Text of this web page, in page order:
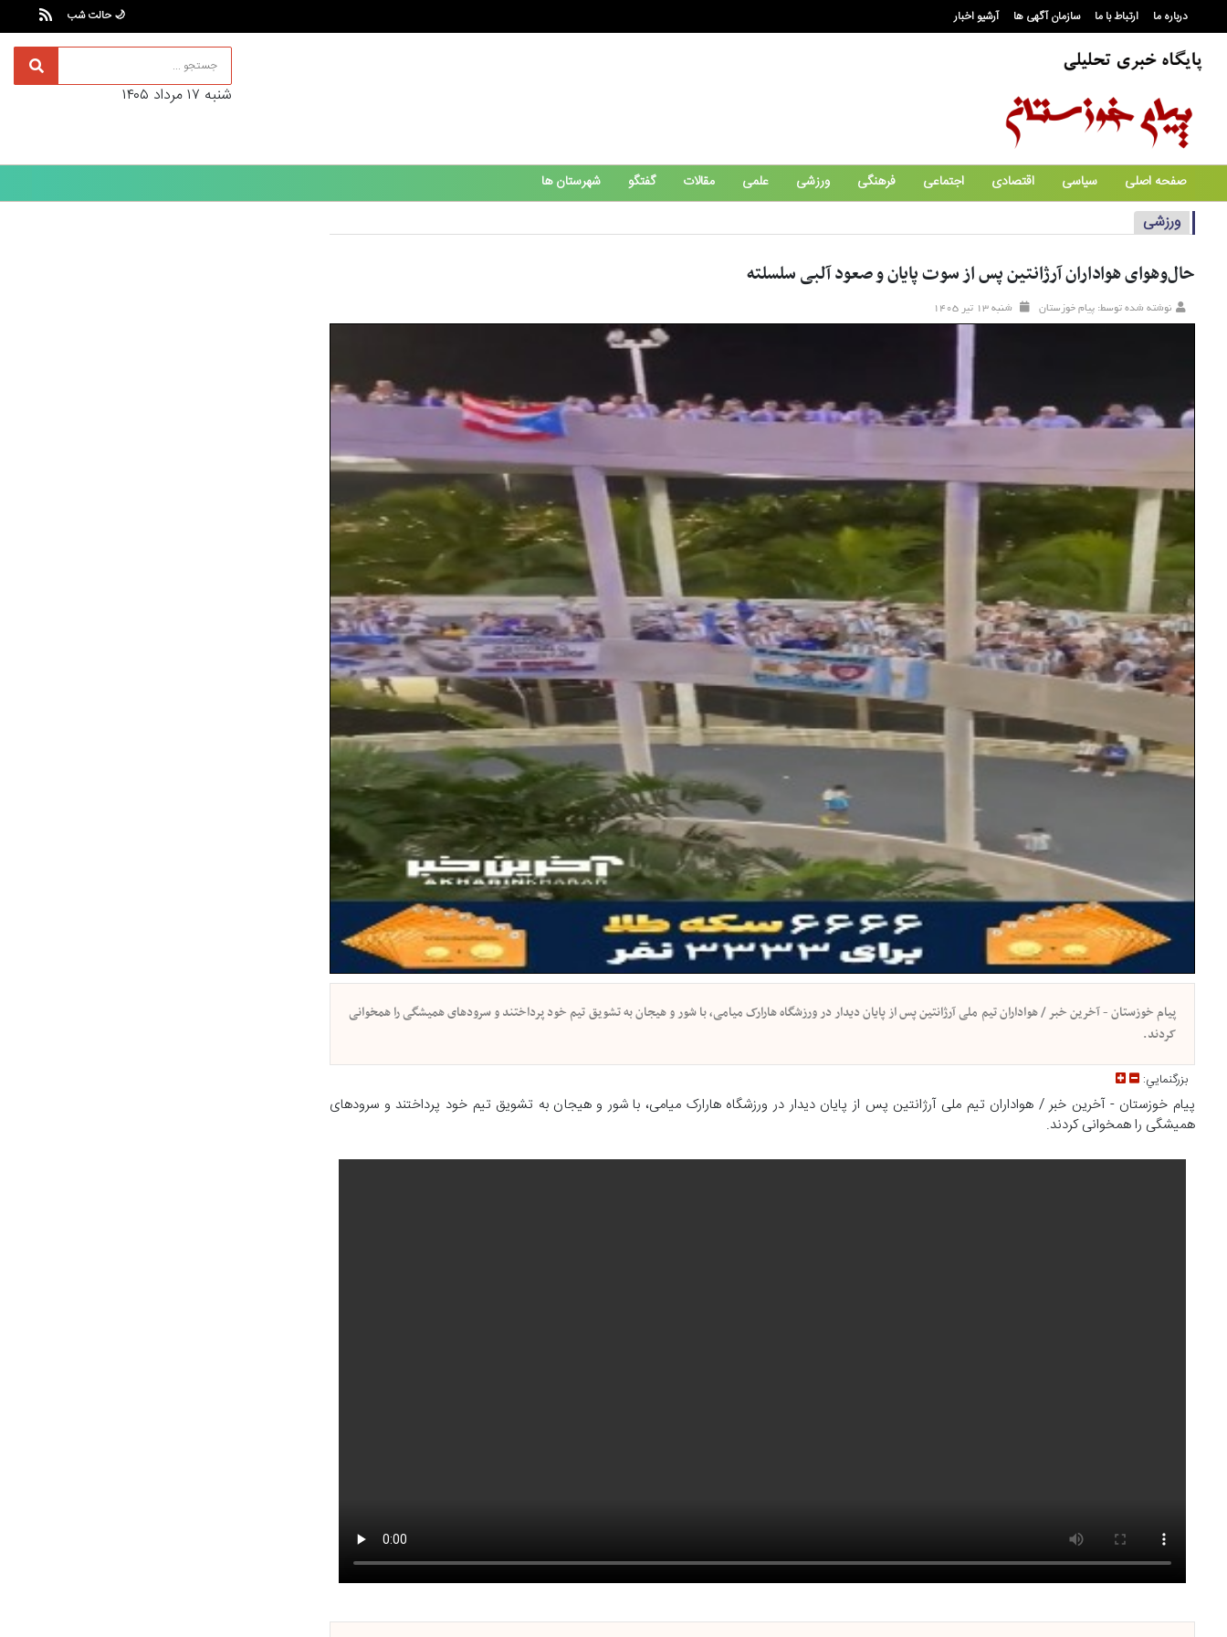
درباره ما ارتباط با ما سازمان آگهی ها آرشیو اخبار 🌙 حالت شب
شنبه ۱۷ مرداد ۱۴۰۵
صفحه اصلی سیاسی اقتصادی اجتماعی فرهنگی ورزشی علمی مقالات گفتگو شهرستان ها
ورزشی
حال‌وهوای هواداران آرژانتین پس از سوت پایان و صعود آلبی سلسلته
نوشته شده توسط: پیام خوزستان شنبه ۱۳ تير ۱۴۰۵
پیام خوزستان - آخرین خبر / هواداران تیم ملی آرژانتین پس از پایان دیدار در ورزشگاه هارارک میامی، با شور و هیجان به تشویق تیم خود پرداختند و سرودهای همیشگی را همخوانی
کردند.
بزرگنمايي:
پیام خوزستان - آخرین خبر / هواداران تیم ملی آرژانتین پس از پایان دیدار در ورزشگاه هارارک میامی، با شور و هیجان به تشویق تیم خود پرداختند و سرودهای
همیشگی را همخوانی کردند.